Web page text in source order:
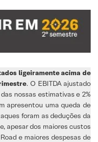
ligeiramente acima de
. O EBITDA ajustado
nossas estimativas e 2%
apresentou uma queda de
foram as deduções da
apesar dos maiores custos
e maiores despesas de